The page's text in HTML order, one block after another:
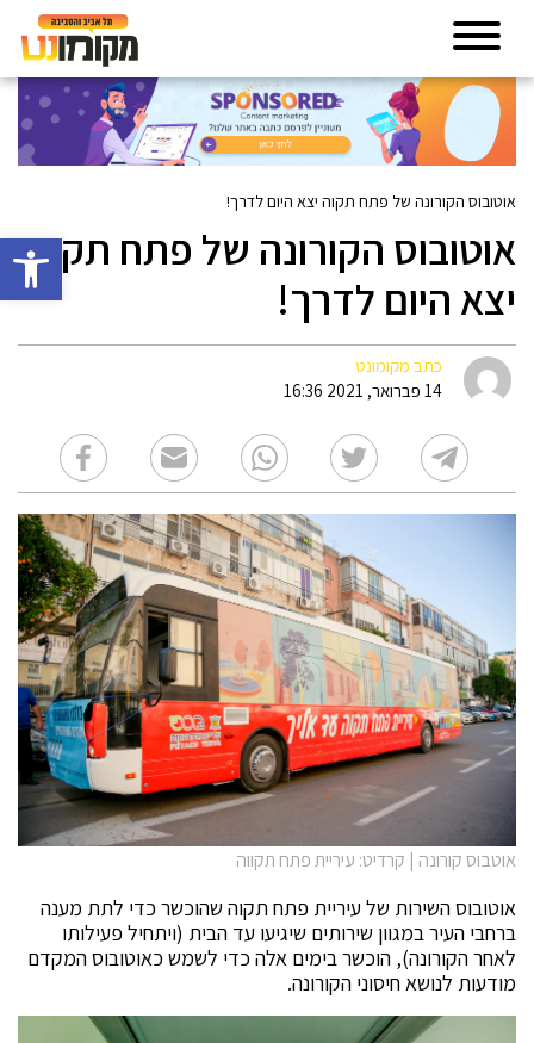
פתח
אוטובוס הקורונה של פתח תקוה יצא היום לדרך!
אוטובוס הקורונה של פתח תקוה
יצא היום לדרך!
כתב מקומונט
14 פברואר, 2021 16:36
אוטבוס קורונה | קרדיט: עיריית פתח תקווה
אוטובוס השירות של עיריית פתח תקוה שהוכשר כדי לתת מענה
ברחבי העיר במגוון שירותים שיגיעו עד הבית (ויתחיל פעילותו
לאחר הקורונה), הוכשר בימים אלה כדי לשמש כאוטובוס המקדם
מודעות לנושא חיסוני הקורונה.